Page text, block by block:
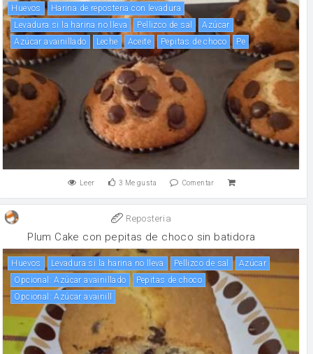
huevos
Harina de reposteria con levadura
Levadura si la harina no lleva
Pellizco de sal
Azúcar
Azúcar avainillado
leche aceite Pepitas de choco Pe
Leer 3 Me gusta Comentar
Reposteria
Plum Cake con pepitas de choco sin batidora
huevos Levadura si la harina no lleva Pellizco de sal
Azúcar
Opcional: Azúcar avainillado
Pepitas de choco
Opcional: Azúcar avainill